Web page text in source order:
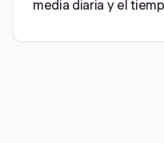
media diaria y el